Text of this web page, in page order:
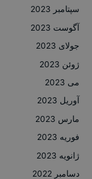
سپتامبر 2023
آگوست 2023
جولای 2023
ژوئن 2023
می 2023
آوریل 2023
مارس 2023
فوریه 2023
ژانویه 2023
دسامبر 2022